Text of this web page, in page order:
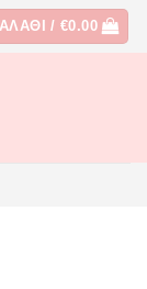
/€0.00